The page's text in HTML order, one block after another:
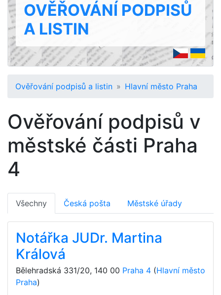
OVĚŘOVÁNÍ PODPISŮ
A LISTIN
Ověřování podpisů a listin Hlavní město Praha
Ověřování podpisů v
městské části Praha
4
Všechny Česká pošta Městské úřady
Notářka JUDr. Martina
Králová
Bělehradská 331/20, 140 00 Praha 4 (Hlavní město
Praha)